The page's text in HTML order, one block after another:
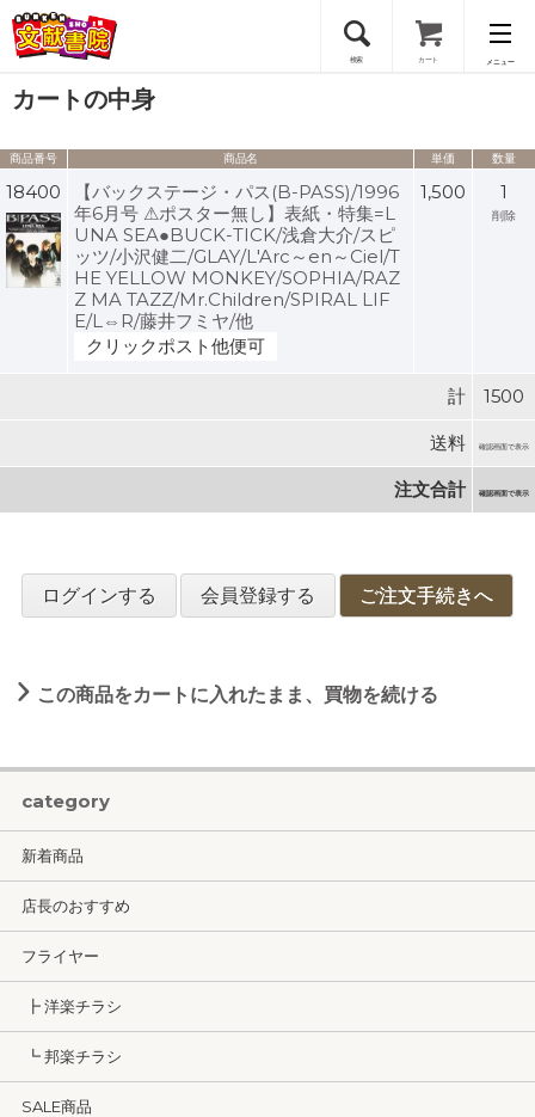
検索 カート メニュー
会員登録
ログイン
カートの中身
商品番号 商品名 単価 数量
18400
【バックステージ・パス(B-PASS)/1996
年6月号 ⚠ポスター無し】表紙・特集=L
UNA SEA●BUCK-TICK/浅倉大介/スピ
ッツ/小沢健二/GLAY/L'Arc～en～Ciel/T
HE YELLOW MONKEY/SOPHIA/RAZ
Z MA TAZZ/Mr.Children/SPIRAL LIF
E/L⇔R/藤井フミヤ/他
クリックポスト他便可
1,500 1
削除
計 1500
送料 確認画面で表示
注文合計 確認画面で表示
ログインする 会員登録する ご注文手続きへ
この商品をカートに入れたまま、買物を続ける
category
新着商品
店長のおすすめ
フライヤー
┣ 洋楽チラシ
┗ 邦楽チラシ
SALE商品